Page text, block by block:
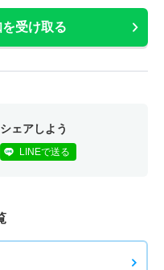
受け取る
ェアしよう
LINEで送る